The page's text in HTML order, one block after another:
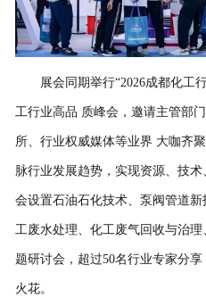
展会同期举行“2026成都化工
工行业高品 质峰会，邀请主管部
所、行业权威媒体等业界 大咖齐
脉行业发展趋势，实现资源、技
会设置石油石化技术、泵阀管道
工废水处理、化工废气回收与治
题研讨会，超过50名行业专家分
火花。